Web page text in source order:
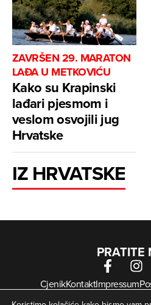
ZAVRŠEN 29. MARATON
LAĐA U METKOVIĆU
Kako su Krapinski
lađari pjesmom i
veslom osvojili jug
Hrvatske
IZ HRVATSKE
PRATITE
CjenikKontaktImpressum
Arhiva digitalnih novina
Uvjeti